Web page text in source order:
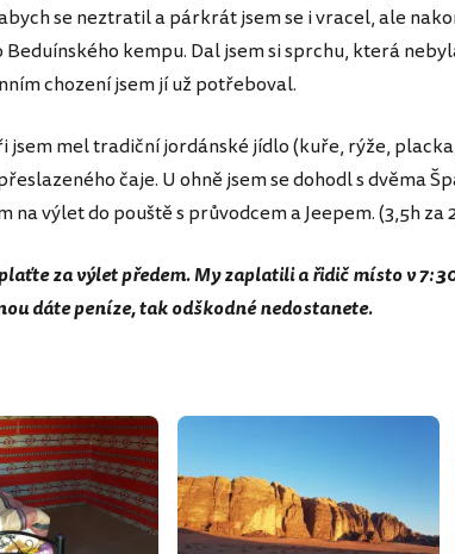
se neztratil a párkrát jsem se i vracel, ale
Beduínského kempu. Dal jsem si sprchu, která
chození jsem jí už potřeboval.
jsem mel tradiční jordánské jídlo (kuře, rýže,
čaje. U ohně jsem se dohodl s dvěma
na výlet do pouště s průvodcem a Jeepem. (3,5h za
za výlet předem. My zaplatili a řidič místo v
dáte peníze, tak odškodné nedostanete.